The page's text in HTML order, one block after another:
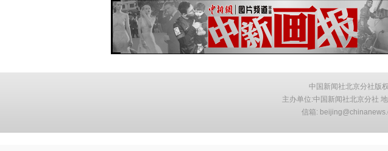
中国新闻社北京分社版
主办单位:中国新闻社北京分社
信箱: